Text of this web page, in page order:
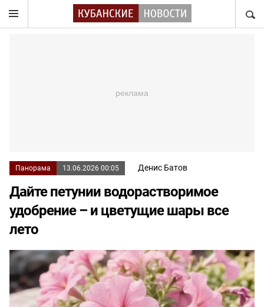
Панорама 13.06.2026 00:05 Денис Батов
Дайте петунии водорастворимое
удобрение – и цветущие шары все
лето